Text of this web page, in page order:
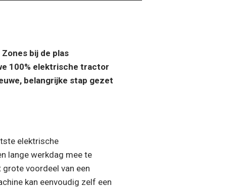
bij de plas
100% elektrische tractor
belangrijke stap gezet
elektrische
lange werkdag mee te
voordeel van een
kan eenvoudig zelf een